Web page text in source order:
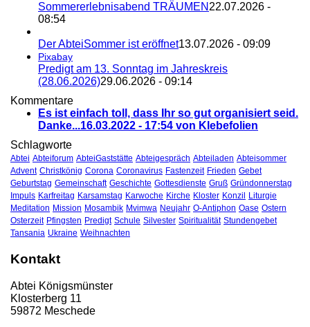
Sommererlebnisabend TRÄUMEN 22.07.2026 -
08:54
Der AbteiSommer ist eröffnet13.07.2026 - 09:09
Pixabay
Predigt am 13. Sonntag im Jahreskreis
(28.06.2026)29.06.2026 - 09:14
Kommentare
Es ist einfach toll, dass Ihr so gut organisiert seid.
Danke...16.03.2022 - 17:54 von Klebefolien
Schlagworte
Abtei Abteiforum AbteiGaststätte Abteigespräch Abteiladen Abteisommer
Advent Christkönig Corona Coronavirus Fastenzeit Frieden Gebet
Geburtstag Gemeinschaft Geschichte Gottesdienste Gruß Gründonnerstag
Impuls Karfreitag Karsamstag Karwoche Kirche Kloster Konzil
Liturgie
Meditation Mission Mosambik Mvimwa Neujahr O-Antiphon Oase Ostern
Osterzeit Pfingsten Predigt Schule Silvester Spiritualität Stundengebet
Tansania Ukraine Weihnachten
Kontakt
Abtei Königsmünster
Klosterberg 11
59872 Meschede